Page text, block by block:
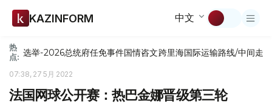
KAZINFORM 中文
热
点: 选举-2026总统府任免事件国情咨文跨里海国际运输路线/中间走廊
07:38, 27 5月 2022
法国网球公开赛：热巴金娜晋级第三轮